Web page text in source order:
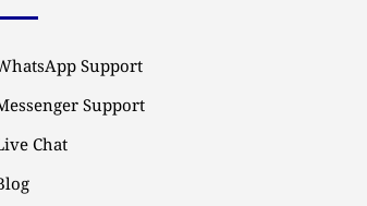
Support
Support
Chat